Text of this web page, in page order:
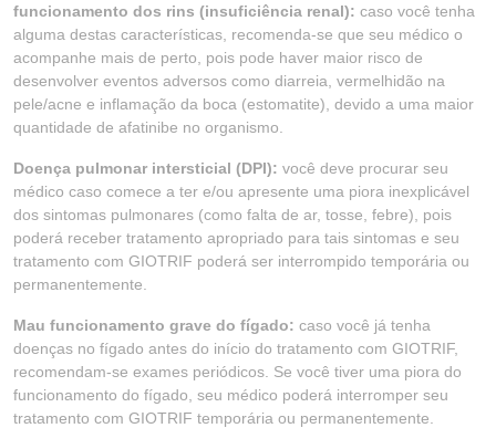
funcionamento dos rins (insuficiência renal): caso você tenha
alguma destas características, recomenda-se que seu médico o
acompanhe mais de perto, pois pode haver maior risco de
desenvolver eventos adversos como diarreia, vermelhidão na
pele/acne e inflamação da boca (estomatite), devido a uma maior
quantidade de afatinibe no organismo.
Doença pulmonar intersticial (DPI): você deve procurar seu
médico caso comece a ter e/ou apresente uma piora inexplicável
dos sintomas pulmonares (como falta de ar, tosse, febre), pois
poderá receber tratamento apropriado para tais sintomas e seu
tratamento com GIOTRIF poderá ser interrompido temporária ou
permanentemente.
Mau funcionamento grave do fígado: caso você já tenha
doenças no fígado antes do início do tratamento com GIOTRIF,
recomendam-se exames periódicos. Se você tiver uma piora do
funcionamento do fígado, seu médico poderá interromper seu
tratamento com GIOTRIF temporária ou permanentemente.